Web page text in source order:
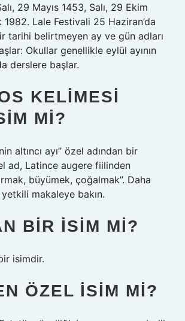
29 Mayıs 1453, Salı, 29 Ekim
1982. Lale Festivali 25 Haziran’da
tarihi belirtmeyen ay ve gün adları
Okullar genellikle eylül ayının
derslere başlar.
KELIMESI
MI?
altıncı ayı” özel adından bir
ad, Latince augere fiilinden
büyümek, çoğalmak”. Daha
makaleye bakın.
BIR ISIM MI?
isimdir.
ÖZEL ISIM MI?